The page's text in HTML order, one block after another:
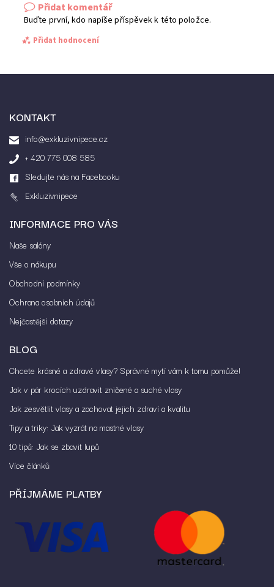
Přidat komentář
Buďte první, kdo napíše příspěvek k této položce.
Přidat hodnocení
Vložením hodnocení souhlasíte s
KONTAKT
info@exkluzivnipece.cz
+ 420 775 008 585
Sledujte nás na Facebooku
Exkluzivnipece
INFORMACE PRO VÁS
Naše salóny
Vše o nákupu
Obchodní podmínky
Ochrana osobních údajů
Nejčastější dotazy
BLOG
Chcete krásné a zdravé vlasy? Správné mytí vám k tomu pomůže!
Jak v pár krocích uzdravit zničené a suché vlasy
Jak zesvětlit vlasy a zachovat jejich zdraví a kvalitu
Tipy a triky: Jak vyzrát na mastné vlasy
10 tipů: Jak se zbavit lupů
Více článků
PŘÍJMÁME PLATBY